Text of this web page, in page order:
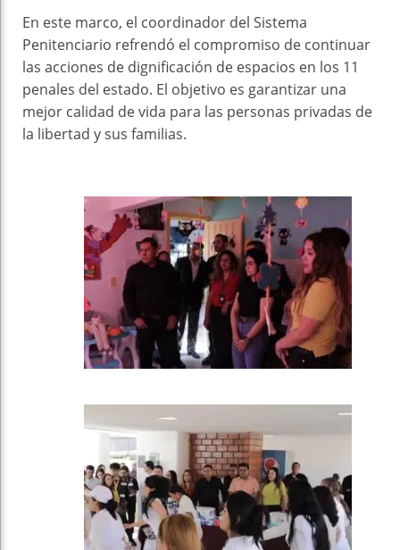
En este marco, el coordinador del Sistema
Penitenciario refrendó el compromiso de continuar
las acciones de dignificación de espacios en los 11
penales del estado. El objetivo es garantizar una
mejor calidad de vida para las personas privadas de
la libertad y sus familias.